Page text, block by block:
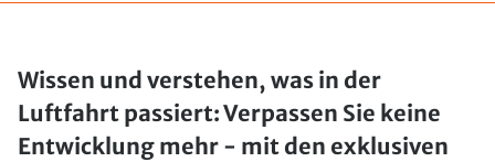
Wissen und verstehen, was in der
Luftfahrt passiert: Verpassen Sie keine
Entwicklung mehr - mit den exklusiven